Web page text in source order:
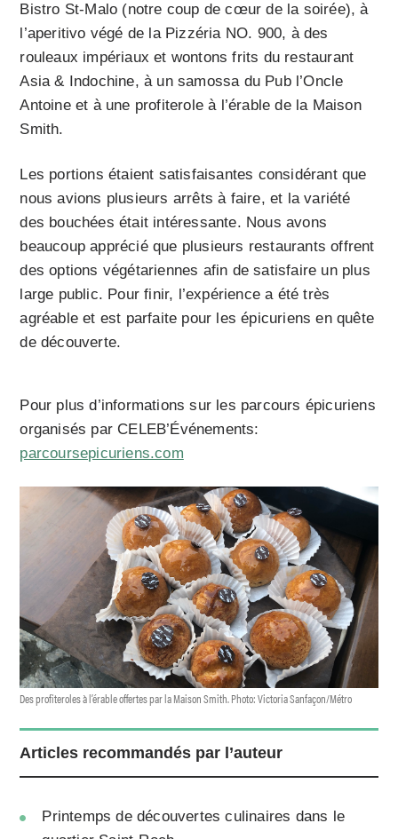
Bistro St-Malo (notre coup de cœur de la soirée), à
l’aperitivo végé de la Pizzéria NO. 900, à des
rouleaux impériaux et wontons frits du restaurant
Asia & Indochine, à un samossa du Pub l’Oncle
Antoine et à une profiterole à l’érable de la Maison
Smith.
Les portions étaient satisfaisantes considérant que
nous avions plusieurs arrêts à faire, et la variété
des bouchées était intéressante. Nous avons
beaucoup apprécié que plusieurs restaurants offrent
des options végétariennes afin de satisfaire un plus
large public. Pour finir, l’expérience a été très
agréable et est parfaite pour les épicuriens en quête
de découverte.
Pour plus d’informations sur les parcours épicuriens
organisés par CELEB’Événements:
parcoursepicuriens.com
Des profiteroles à l’érable offertes par la Maison Smith. Photo: Victoria Sanfaçon/Métro
Articles recommandés par l’auteur
Printemps de découvertes culinaires dans le